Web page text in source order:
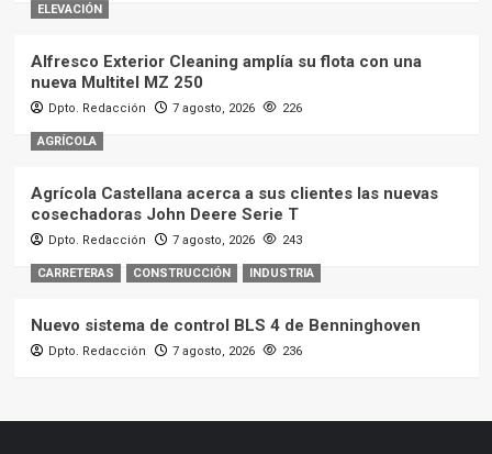
ELEVACIÓN
Alfresco Exterior Cleaning amplía su flota con una
nueva Multitel MZ 250
Dpto. Redacción 7 agosto, 2026 226
AGRÍCOLA
Agrícola Castellana acerca a sus clientes las nuevas
cosechadoras John Deere Serie T
Dpto. Redacción 7 agosto, 2026 243
CARRETERAS CONSTRUCCIÓN INDUSTRIA
Nuevo sistema de control BLS 4 de Benninghoven
Dpto. Redacción 7 agosto, 2026 236